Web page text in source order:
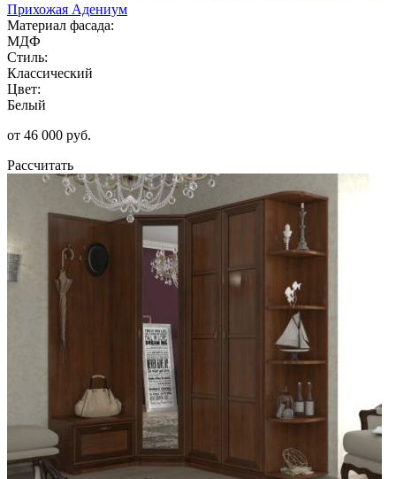
Прихожая Адениум
Материал фасада:
МДФ
Стиль:
Классический
Цвет:
Белый
от 46 000 руб.
Рассчитать